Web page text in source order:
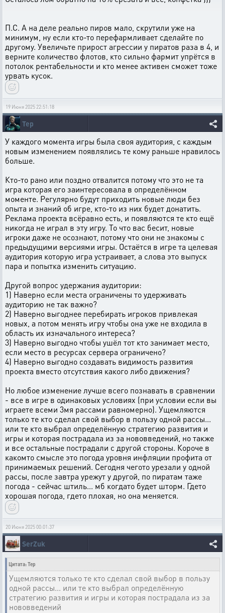
П.С. А на деле реально пиров мало, скрутили уже на
минимум, ну если кто-то перефармливает сделайте по
другому. Увеличьте прирост агрессии у пиратов раза в 4, и
верните количество флотов, кто сильно фармит упрётся в
потолок рентабельности и кто менее активен сможет тоже
урвать кусок.
19 Июня 2025 22:51:18
Tep
У каждого момента игры была своя аудитория, с каждым
новым изменением появлялись те кому раньше нравилось
больше.
Кто-то рано или поздно отвалится потому что это не та
игра которая его заинтересовала в определённом
моменте. Регулярно будут приходить новые люди без
опыта и знаний об игре, кто-то из них будет донатить.
Реклама проекта всёравно есть, и появляются те кто ещё
никогда не играл в эту игру. То что вас бесит, новые
игроки даже не осознают, потому что они не знакомы с
предыдущими версиями игры. Остаётся в игре та целевая
аудитория которую игра устраивает, а слова это выпуск
пара и попытка изменить ситуацию.
Другой вопрос удержания аудитории:
1) Наверно если места ограничены то удерживать
аудиторию не так важно?
2) Наверно выгоднее перебирать игроков привлекая
новых, а потом менять игру чтобы она уже не входила в
область их изначального интереса?
3) Наверно выгодно чтобы ушёл тот кто занимает место,
если место в ресурсах сервера ограничено?
4) Наверно выгодно создавать видимость развития
проекта вместо отсутствия какого либо движения?
Но любое изменение лучше всего познавать в сравнении
- все в игре в одинаковых условиях (при условии если вы
играете всеми 3мя рассами равномерно). Ущемляются
только те кто сделал свой выбор в пользу одной рассы...
или те кто выбрал определённую стратегию развития и
игры и которая пострадала из за нововведений, но также
и все остальные пострадали с другой стороны. Короче в
какомто смысле это погода уровня инфляции профита от
принимаемых решений. Сегодня чегото урезали у одной
рассы, после завтра урежут у другой, по пиратам таже
погода - сейчас штиль... мб когдато будет шторм. Гдето
хорошая погода, гдето плохая, но она меняется.
20 Июня 2025 00:01:37
SerZuk
Цитата: Tep
Ущемляются только те кто сделал свой выбор в пользу
одной рассы... или те кто выбрал определённую
стратегию развития и игры и которая пострадала из за
нововведений